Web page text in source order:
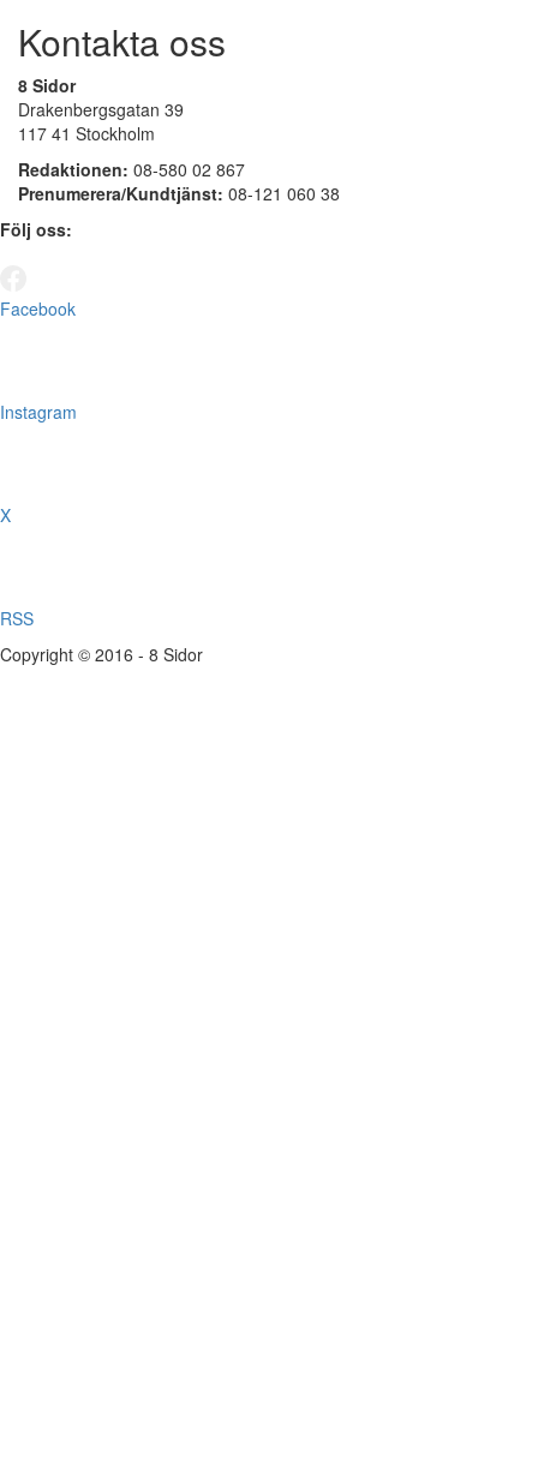
Kontakta oss
8 Sidor
Drakenbergsgatan 39
117 41 Stockholm
Redaktionen: 08-580 02 867
Prenumerera/Kundtjänst: 08-121 060 38
Följ oss:
Facebook
Instagram
X
RSS
Copyright © 2016 - 8 Sidor